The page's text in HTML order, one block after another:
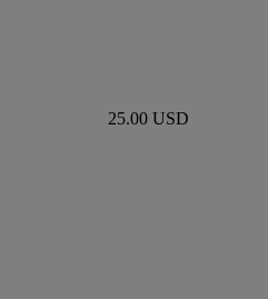
25.00 USD